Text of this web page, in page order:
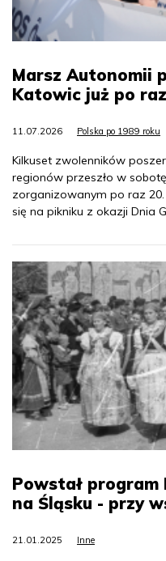
Marsz Autonomii
Katowic już po
11.07.2026 Polska po 1989 roku
Kilkuset zwolenników
regionów przeszło w
zorganizowanym po raz
się na pikniku z okazji Dnia
Powstał program
na Śląsku - przy
21.01.2025 Inne